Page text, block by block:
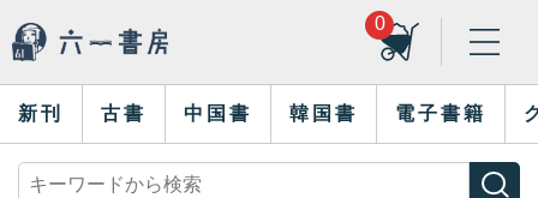
0
新刊 古書 中国書 韓国書 電子書籍